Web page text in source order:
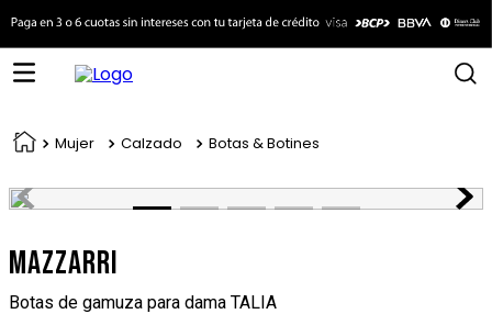
Mujer Calzado Botas & Botines
Mazzarri
Botas de gamuza para dama TALIA